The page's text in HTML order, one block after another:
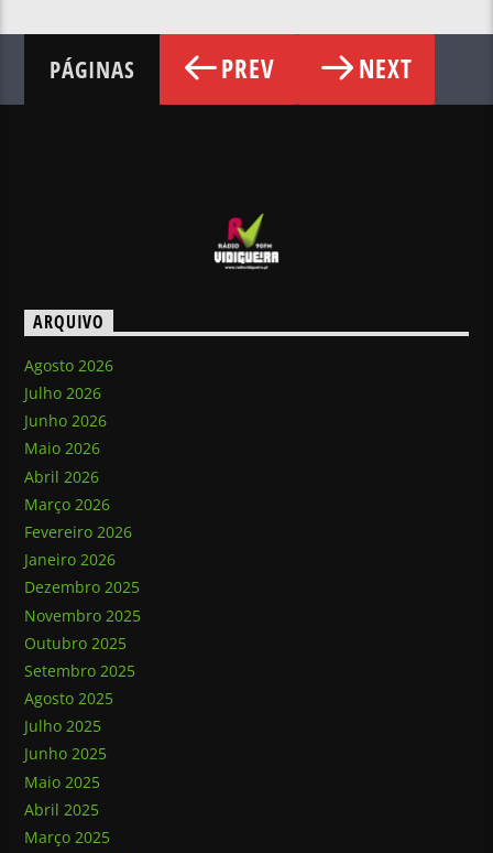
PÁGINAS PREV NEXT
ARQUIVO
Agosto 2026
Julho 2026
Junho 2026
Maio 2026
Abril 2026
Março 2026
Fevereiro 2026
Janeiro 2026
Dezembro 2025
Novembro 2025
Outubro 2025
Setembro 2025
Agosto 2025
Julho 2025
Junho 2025
Maio 2025
Abril 2025
Março 2025